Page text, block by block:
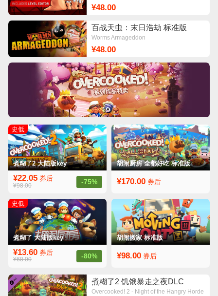
¥48.00
百战天虫：末日浩劫 标准版
Worms Armageddon
¥48.00
史低
煮糊了2 大陆版key
¥22.05券后
¥98.00 -75%
胡闹厨房 全都好吃 标准版
¥170.00券后
史低
煮糊了 大陆版key
¥13.60券后
¥68.00 -80%
胡闹搬家 标准版
¥98.00券后
煮糊了2 饥饿暴走之夜DLC
Overcooked! 2 - Night of the Hangry Horde